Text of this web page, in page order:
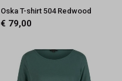
Oska T-shirt 504 Redwood
€ 79,00